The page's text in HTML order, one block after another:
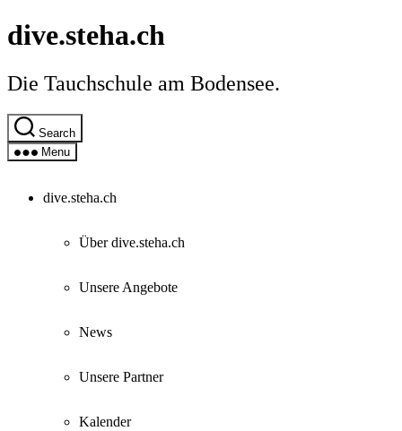
Skip
to
content
dive.steha.ch
Die Tauchschule am Bodensee.
Search
Menu
dive.steha.ch
Über dive.steha.ch
Unsere Angebote
News
Unsere Partner
Kalender